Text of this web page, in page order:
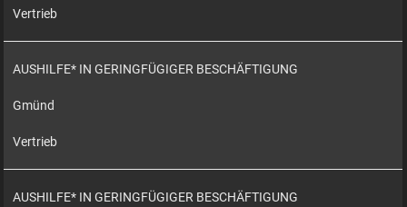
Vertrieb
AUSHILFE* IN GERINGFÜGIGER BESCHÄFTIGUNG
Gmünd
Vertrieb
AUSHILFE* IN GERINGFÜGIGER BESCHÄFTIGUNG